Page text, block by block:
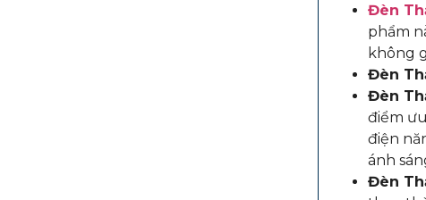
Đèn
phẩm
không
Đèn
Đèn
điểm
điện
ánh
Đèn